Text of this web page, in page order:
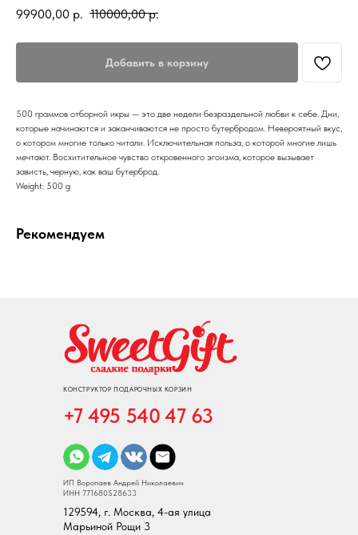
99900,00 р. 110000,00 р.
Добавить в корзину
500 граммов отборной икры — это две недели безраздельной любви к себе. Дни,
которые начинаются и заканчиваются не просто бутербродом. Невероятный вкус,
о котором многие только читали. Исключительная польза, о которой многие лишь
мечтают. Восхитительное чувство откровенного эгоизма, которое вызывает
зависть, черную, как ваш бутерброд.
Weight: 500 g
Рекомендуем
КОНСТРУКТОР ПОДАРОЧНЫХ КОРЗИН
+7 495 540 47 63
129594, г. Москва, 4-ая улица
Марьиной Рощи 3
ИП Воропаев Андрей Николаевич
ИНН 771680528633